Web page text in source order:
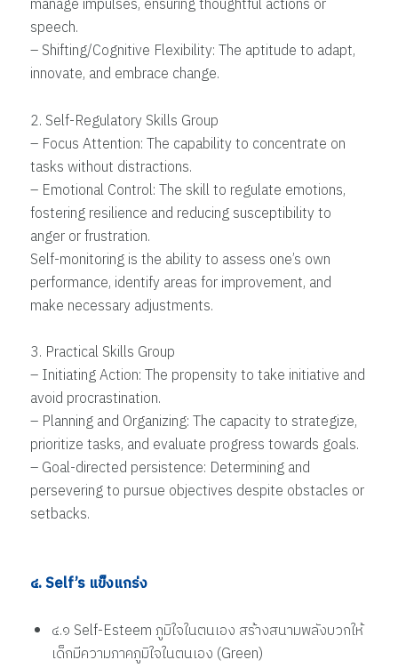
manage impulses, ensuring thoughtful actions or
speech.
– Shifting/Cognitive Flexibility: The aptitude to adapt,
innovate, and embrace change.
2. Self-Regulatory Skills Group
– Focus Attention: The capability to concentrate on
tasks without distractions.
– Emotional Control: The skill to regulate emotions,
fostering resilience and reducing susceptibility to
anger or frustration.
Self-monitoring is the ability to assess one’s own
performance, identify areas for improvement, and
make necessary adjustments.
3. Practical Skills Group
– Initiating Action: The propensity to take initiative and
avoid procrastination.
– Planning and Organizing: The capacity to strategize,
prioritize tasks, and evaluate progress towards goals.
– Goal-directed persistence: Determining and
persevering to pursue objectives despite obstacles or
setbacks.
๔. Self’s แข็งแกร่ง
๔.๑ Self-Esteem ภูมิใจในตนเอง สร้างสนามพลังบวกให้
เด็กมีความภาคภูมิใจในตนเอง (Green)